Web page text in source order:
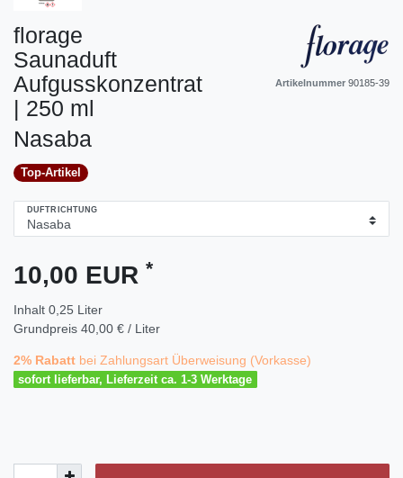
florage
Saunaduft
Aufgusskonzentrat
| 250 ml
Nasaba
Artikelnummer 90185-39
Top-Artikel
DUFTRICHTUNG
10,00 EUR *
Inhalt 0,25 Liter
Grundpreis 40,00 € / Liter
2% Rabatt bei Zahlungsart Überweisung (Vorkasse)
sofort lieferbar, Lieferzeit ca. 1-3 Werktage